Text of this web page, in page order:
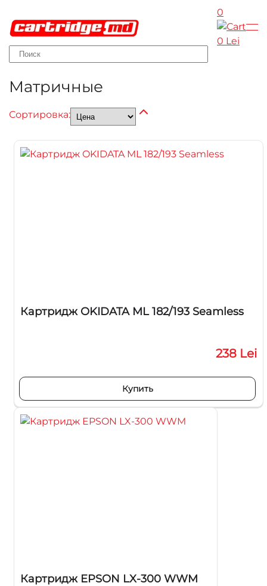
Skip to main content
0
0 Lei
Матричные
Сортировка:
Картридж OKIDATA ML 182/193 Seamless
238 Lei
Купить
Картридж EPSON LX-300 WWM